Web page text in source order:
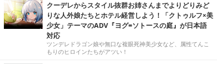
クーデレからスタイル抜群お姉さんまでよりどりみど
りな人外娘たちとホテル経営しよう！「クトゥルフ×美
少女」テーマのADV『ヨグ=ソトースの庭』が日本語
対応
ツンデレドラゴン娘や無口な複眼死神美少女など、属性てんこ
もりのヒロインたちがアツい！